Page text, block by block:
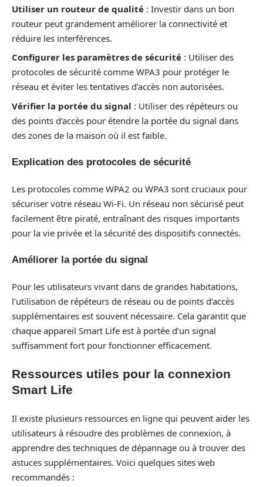
Utiliser un routeur de qualité : Investir dans un bon
routeur peut grandement améliorer la connectivité et
réduire les interférences.
Configurer les paramètres de sécurité : Utiliser des
protocoles de sécurité comme WPA3 pour protéger le
réseau et éviter les tentatives d’accès non autorisées.
Vérifier la portée du signal : Utiliser des répéteurs ou
des points d’accès pour étendre la portée du signal dans
des zones de la maison où il est faible.
Explication des protocoles de sécurité
Les protocoles comme WPA2 ou WPA3 sont cruciaux pour
sécuriser votre réseau Wi-Fi. Un réseau non sécurisé peut
facilement être piraté, entraînant des risques importants
pour la vie privée et la sécurité des dispositifs connectés.
Améliorer la portée du signal
Pour les utilisateurs vivant dans de grandes habitations,
l’utilisation de répéteurs de réseau ou de points d’accès
supplémentaires est souvent nécessaire. Cela garantit que
chaque appareil Smart Life est à portée d’un signal
suffisamment fort pour fonctionner efficacement.
Ressources utiles pour la connexion
Smart Life
Il existe plusieurs ressources en ligne qui peuvent aider les
utilisateurs à résoudre des problèmes de connexion, à
apprendre des techniques de dépannage ou à trouver des
astuces supplémentaires. Voici quelques sites web
recommandés :